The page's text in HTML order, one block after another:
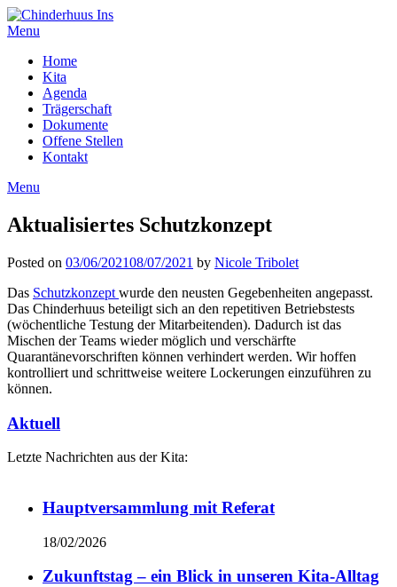
Menu
Home
Kita
Agenda
Trägerschaft
Dokumente
Offene Stellen
Kontakt
Menu
Aktualisiertes Schutzkonzept
Posted on 03/06/202108/07/2021 by Nicole Tribolet
Das Schutzkonzept wurde den neusten Gegebenheiten angepasst.
Das Chinderhuus beteiligt sich an den repetitiven Betriebstests
(wöchentliche Testung der Mitarbeitenden). Dadurch ist das
Mischen der Teams wieder möglich und verschärfte
Quarantänevorschriften können verhindert werden. Wir hoffen
kontrolliert und schrittweise weitere Lockerungen einzuführen zu
können.
Aktuell
Letzte Nachrichten aus der Kita:
Hauptversammlung mit Referat
18/02/2026
Zukunftstag – ein Blick in unseren Kita-Alltag